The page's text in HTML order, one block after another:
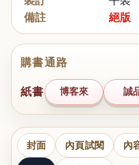
備註
絕版
購書通路
紙書 博客來 誠
封面 內頁試閱 內